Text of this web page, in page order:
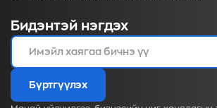
Бидэнтэй нэгдэх
Бүртгүүлэх